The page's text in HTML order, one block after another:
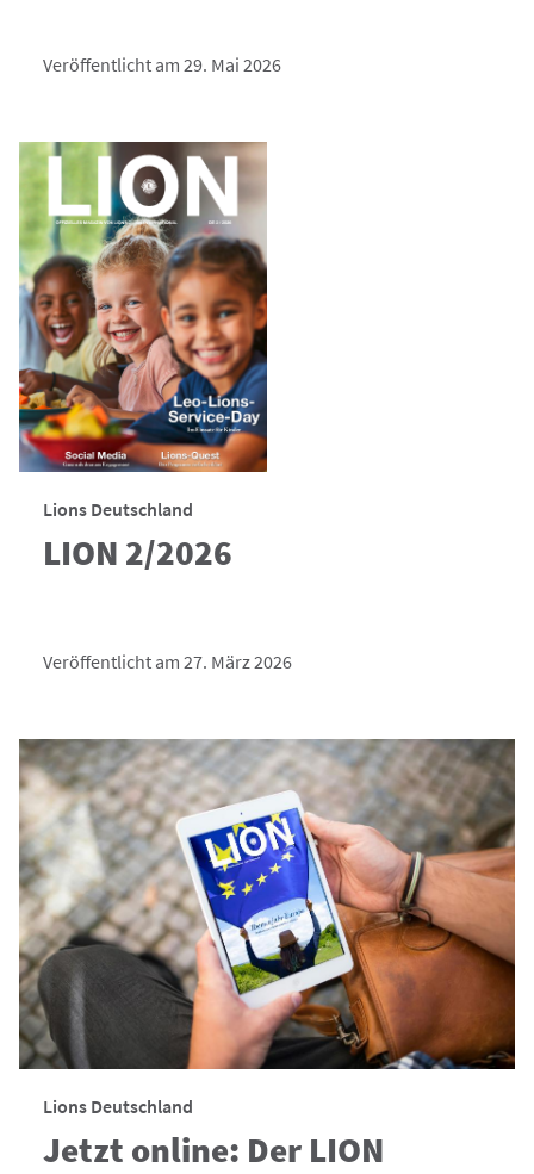
Veröffentlicht am 29. Mai 2026
Lions Deutschland
LION 2/2026
Veröffentlicht am 27. März 2026
Lions Deutschland
Jetzt online: Der LION